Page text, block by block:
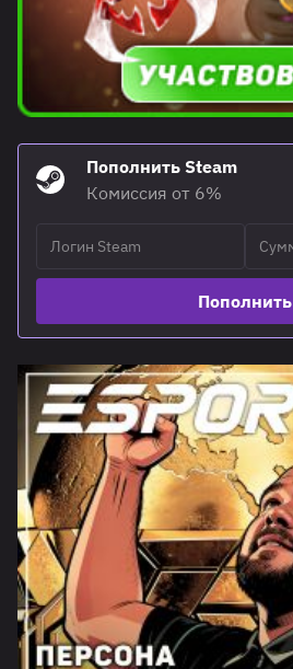
Пополнить Steam
Комиссия от 6%
Пополнить